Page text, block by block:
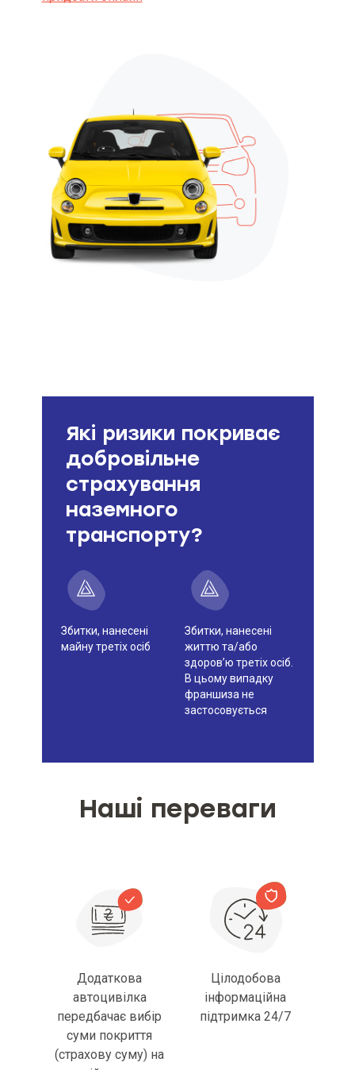
несвоєчасну сплату страхової
премії або її наступної частини
Перелік відомостей, що мають
істотне значення для оцінки
страхового ризику, та/або
інформація про інші обставини,
що враховуються під час
визначення розміру страхової
премії
Які ризики покриває
добровільне
страхування
наземного
транспорту?
Збитки, нанесені
майну третіх осіб
Збитки, нанесені
життю та/або
здоров’ю третіх осіб.
В цьому випадку
франшиза не
застосовується
Наші переваги
Додаткова
автоцивілка
передбачає вибір
суми покриття
(страхову суму) на
Цілодобова
інформаційна
підтримка 24/7